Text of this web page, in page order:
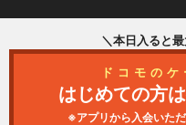
＼本日入ると
ドコモの
はじめての方
※アプリから入会いた